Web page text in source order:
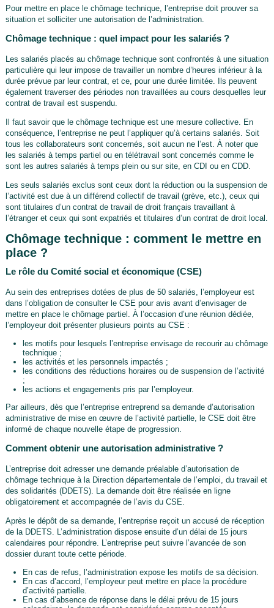
Pour mettre en place le chômage technique, l’entreprise doit prouver sa
situation et solliciter une autorisation de l’administration.
Chômage technique : quel impact pour les salariés ?
Les salariés placés au chômage technique sont confrontés à une situation
particulière qui leur impose de travailler un nombre d’heures inférieur à la
durée prévue par leur contrat, et ce, pour une durée limitée. Ils peuvent
également traverser des périodes non travaillées au cours desquelles leur
contrat de travail est suspendu.
Il faut savoir que le chômage technique est une mesure collective. En
conséquence, l’entreprise ne peut l’appliquer qu’à certains salariés. Soit
tous les collaborateurs sont concernés, soit aucun ne l’est. À noter que
les salariés à temps partiel ou en télétravail sont concernés comme le
sont les autres salariés à temps plein ou sur site, en CDI ou en CDD.
Les seuls salariés exclus sont ceux dont la réduction ou la suspension de
l’activité est due à un différend collectif de travail (grève, etc.), ceux qui
sont titulaires d’un contrat de travail de droit français travaillant à
l’étranger et ceux qui sont expatriés et titulaires d’un contrat de droit local.
Chômage technique : comment le mettre en
place ?
Le rôle du Comité social et économique (CSE)
Au sein des entreprises dotées de plus de 50 salariés, l’employeur est
dans l’obligation de consulter le CSE pour avis avant d’envisager de
mettre en place le chômage partiel. À l’occasion d’une réunion dédiée,
l’employeur doit présenter plusieurs points au CSE :
les motifs pour lesquels l’entreprise envisage de recourir au chômage
technique ;
les activités et les personnels impactés ;
les conditions des réductions horaires ou de suspension de l’activité
;
les actions et engagements pris par l’employeur.
Par ailleurs, dès que l’entreprise entreprend sa demande d’autorisation
administrative de mise en œuvre de l’activité partielle, le CSE doit être
informé de chaque nouvelle étape de progression.
Comment obtenir une autorisation administrative ?
L’entreprise doit adresser une demande préalable d’autorisation de
chômage technique à la Direction départementale de l’emploi, du travail et
des solidarités (DDETS). La demande doit être réalisée en ligne
obligatoirement et accompagnée de l’avis du CSE.
Après le dépôt de sa demande, l’entreprise reçoit un accusé de réception
de la DDETS. L’administration dispose ensuite d’un délai de 15 jours
calendaires pour répondre. L’entreprise peut suivre l’avancée de son
dossier durant toute cette période.
En cas de refus, l’administration expose les motifs de sa décision.
En cas d’accord, l’employeur peut mettre en place la procédure
d’activité partielle.
En cas d’absence de réponse dans le délai prévu de 15 jours